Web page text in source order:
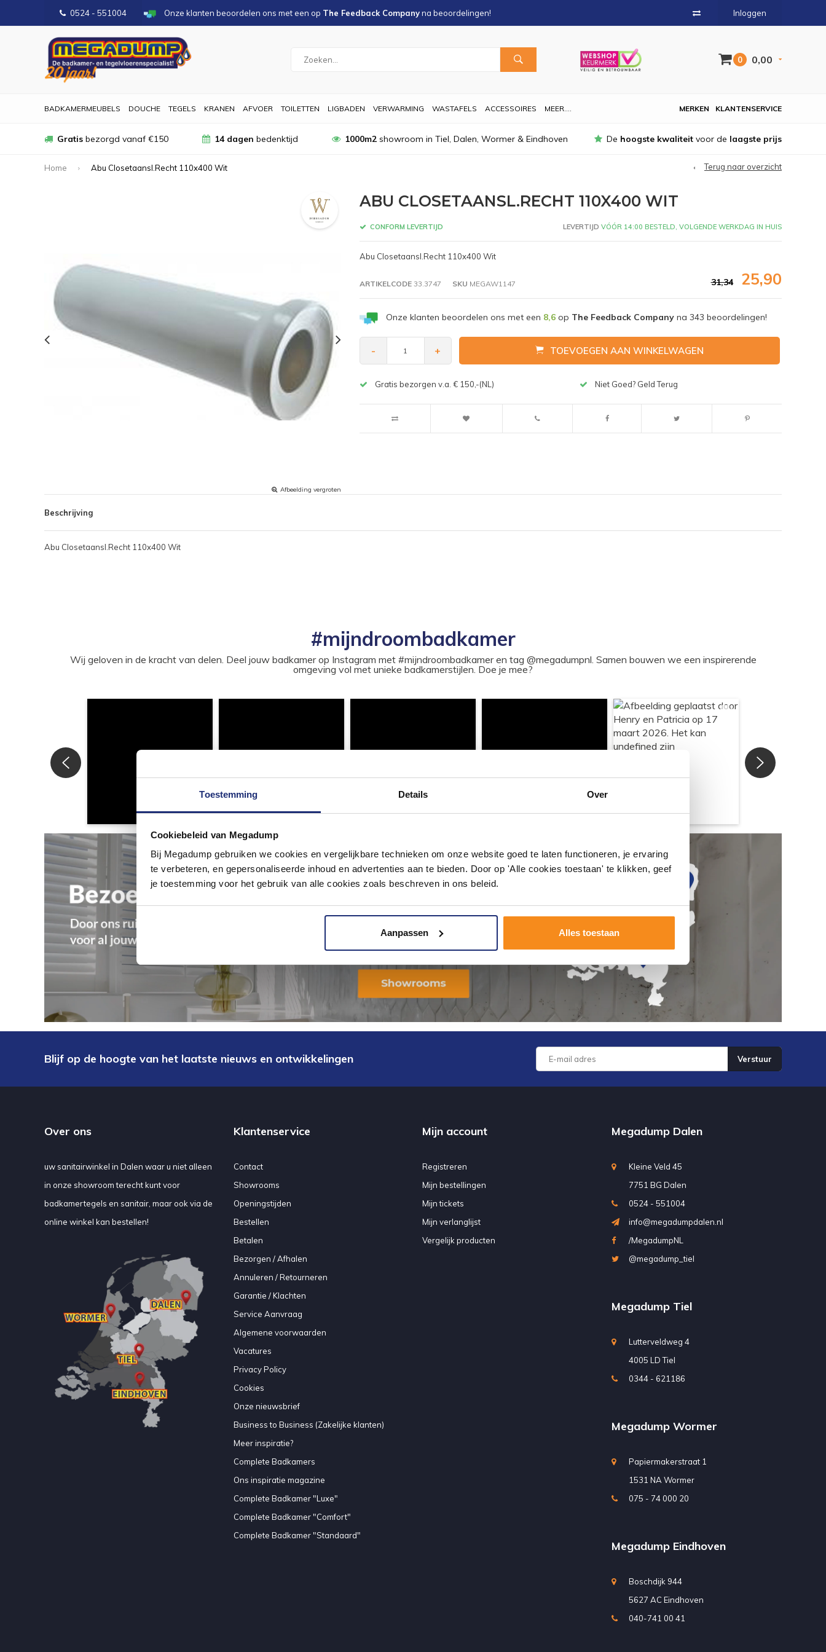
Toestemming Details Over
Cookiebeleid van Megadump
Bij Megadump gebruiken we cookies en vergelijkbare technieken om onze website goed te laten functioneren, je ervaring
te verbeteren, en gepersonaliseerde inhoud en advertenties aan te bieden. Door op 'Alle cookies toestaan' te klikken, geef
je toestemming voor het gebruik van alle cookies zoals beschreven in ons beleid.
Aanpassen Alles toestaan
0524 - 551004 Onze klanten beoordelen ons met een op The Feedback Companyna beoordelingen! Inloggen
0 0,00
BADKAMERMEUBELS DOUCHE TEGELS KRANEN AFVOER TOILETTEN LIGBADEN VERWARMING WASTAFELS ACCESSOIRES MEER.... KLANTENSERVICE
MERKEN
Gratis bezorgd vanaf €150 14 dagen bedenktijd 1000m2showroom in Tiel, Dalen, Wormer & Eindhoven De hoogste kwaliteit voor de laagste prijs
Home Abu Closetaansl.Recht 110x400 Wit Terug naar overzicht
Afbeelding vergroten
ABU CLOSETAANSL.RECHT 110X400 WIT
CONFORM LEVERTIJD LEVERTIJD VÓÓR 14:00 BESTELD, VOLGENDE WERKDAG IN HUIS
Abu Closetaansl.Recht 110x400 Wit
ARTIKELCODE33.3747 SKU MEGAW1147 31,34 25,90
Onze klanten beoordelen ons met een 8,6op The Feedback Companyna 343 beoordelingen!
- + TOEVOEGEN AAN WINKELWAGEN
Gratis bezorgen v.a. € 150,-(NL) Niet Goed? Geld Terug
Beschrijving
Abu Closetaansl.Recht 110x400 Wit
#mijndroombadkamer
Wij geloven in de kracht van delen. Deel jouw badkamer op Instagram met #mijndroombadkamer en tag @megadumpnl. Samen bouwen we een inspirerende
omgeving vol met unieke badkamerstijlen. Doe je mee?
Blijf op de hoogte van het laatste nieuws en ontwikkelingen Verstuur
Over ons
uw sanitairwinkel in Dalen waar u niet alleen
in onze showroom terecht kunt voor
badkamertegels en sanitair, maar ook via de
online winkel kan bestellen!
Klantenservice
Contact
Showrooms
Openingstijden
Bestellen
Betalen
Bezorgen / Afhalen
Annuleren / Retourneren
Garantie / Klachten
Service Aanvraag
Algemene voorwaarden
Vacatures
Privacy Policy
Cookies
Onze nieuwsbrief
Business to Business (Zakelijke klanten)
Meer inspiratie?
Complete Badkamers
Ons inspiratie magazine
Complete Badkamer "Luxe"
Complete Badkamer "Comfort"
Complete Badkamer "Standaard"
Mijn account
Registreren
Mijn bestellingen
Mijn tickets
Mijn verlanglijst
Vergelijk producten
Megadump Dalen
Kleine Veld 45
7751 BG Dalen
0524 - 551004
info@megadumpdalen.nl
/MegadumpNL
@megadump_tiel
Megadump Tiel
Lutterveldweg 4
4005 LD Tiel
0344 - 621186
Megadump Wormer
Papiermakerstraat 1
1531 NA Wormer
075 - 74 000 20
Megadump Eindhoven
Boschdijk 944
5627 AC Eindhoven
040-741 00 41